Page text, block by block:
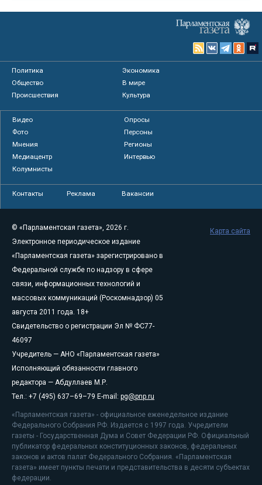
Политика
Экономика
Общество
В мире
Происшествия
Культура
Видео
Опросы
Фото
Персоны
Мнения
Регионы
Медиацентр
Интервью
Колумнисты
Контакты Реклама Вакансии
© «Парламентская газета», 2026 г.
Электронное периодическое издание
«Парламентская газета» зарегистрировано в
Федеральной службе по надзору в сфере
связи, информационных технологий и
массовых коммуникаций (Роскомнадзор) 05
августа 2011 года. 18+
Свидетельство о регистрации Эл № ФС77-
46097
Учредитель — АНО «Парламентская газета»
Исполняющий обязанности главного
редактора — Абдуллаев М.Р.
Тел.: +7 (495) 637–69–79 E-mail: pg@pnp.ru
«Парламентская газета» - официальное еженедельное издание
Федерального Собрания РФ. Издается с 1997 года. Учредители
газеты - Государственная Дума и Совет Федерации РФ. Официальный
публикатор федеральных конституционных законов, федеральных
законов и актов палат Федерального Собрания. «Парламентская
газета» имеет пункты печати и представительства в десяти субъектах
федерации.
Карта сайта